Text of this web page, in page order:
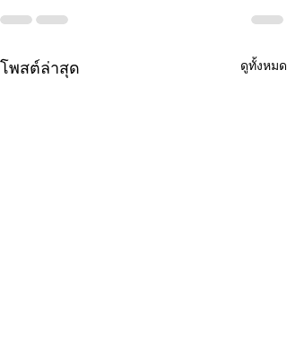
โพสต์ล่าสุด ดูทั้งหมด